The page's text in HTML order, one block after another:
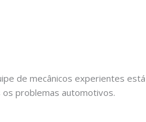
de mecânicos experientes
problemas automotivos.